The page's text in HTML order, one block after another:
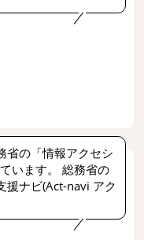
省の「情報アクセシ
います。 総務省の
援ナビ(Act-navi アク